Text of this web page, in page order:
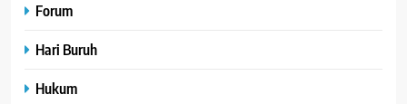
Forum
Hari Buruh
Hukum